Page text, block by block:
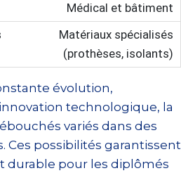
Médical et bâtiment
Matériaux spécialisés
(prothèses, isolants)
évolution,
technologique, la
variés dans des
Ces possibilités garantissent
durable pour les diplômés